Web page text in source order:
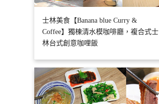
士林美食【Banana blue Curry &
Coffee】獨棟清水模咖啡廳，複合式士
林台式創意咖哩飯